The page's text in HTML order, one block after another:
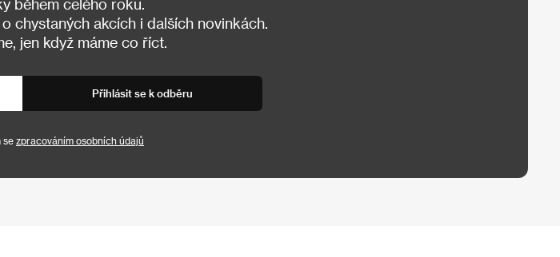
během celého roku.
chystaných akcích i dalších novinkách.
jen když máme co říct.
Přihlásit se k odběru
se zpracováním osobních údajů